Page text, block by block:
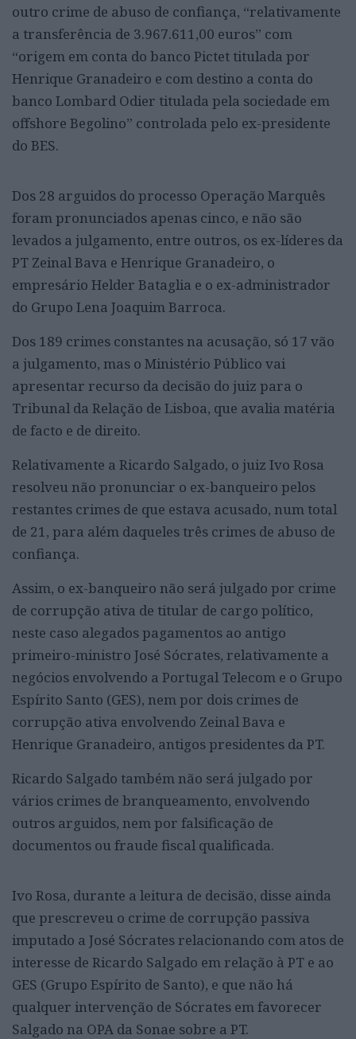
outro crime de abuso de confiança, “relativamente
a transferência de 3.967.611,00 euros” com
“origem em conta do banco Pictet titulada por
Henrique Granadeiro e com destino a conta do
banco Lombard Odier titulada pela sociedade em
offshore Begolino” controlada pelo ex-presidente
do BES.
Dos 28 arguidos do processo Operação Marquês
foram pronunciados apenas cinco, e não são
levados a julgamento, entre outros, os ex-líderes da
PT Zeinal Bava e Henrique Granadeiro, o
empresário Helder Bataglia e o ex-administrador
do Grupo Lena Joaquim Barroca.
Dos 189 crimes constantes na acusação, só 17 vão
a julgamento, mas o Ministério Público vai
apresentar recurso da decisão do juiz para o
Tribunal da Relação de Lisboa, que avalia matéria
de facto e de direito.
Relativamente a Ricardo Salgado, o juiz Ivo Rosa
resolveu não pronunciar o ex-banqueiro pelos
restantes crimes de que estava acusado, num total
de 21, para além daqueles três crimes de abuso de
confiança.
Assim, o ex-banqueiro não será julgado por crime
de corrupção ativa de titular de cargo político,
neste caso alegados pagamentos ao antigo
primeiro-ministro José Sócrates, relativamente a
negócios envolvendo a Portugal Telecom e o Grupo
Espírito Santo (GES), nem por dois crimes de
corrupção ativa envolvendo Zeinal Bava e
Henrique Granadeiro, antigos presidentes da PT.
Ricardo Salgado também não será julgado por
vários crimes de branqueamento, envolvendo
outros arguidos, nem por falsificação de
documentos ou fraude fiscal qualificada.
Ivo Rosa, durante a leitura de decisão, disse ainda
que prescreveu o crime de corrupção passiva
imputado a José Sócrates relacionando com atos de
interesse de Ricardo Salgado em relação à PT e ao
GES (Grupo Espírito de Santo), e que não há
qualquer intervenção de Sócrates em favorecer
Salgado na OPA da Sonae sobre a PT.